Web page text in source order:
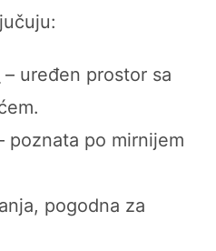
– uređen prostor sa
poznata po mirnijem
pogodna za